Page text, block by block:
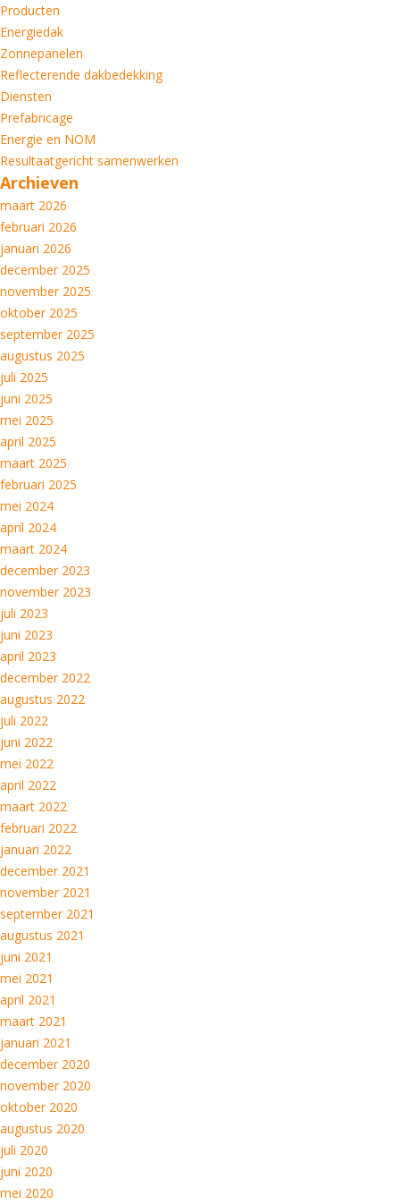
Producten
Energiedak
Zonnepanelen
Reflecterende dakbedekking
Diensten
Prefabricage
Energie en NOM
Resultaatgericht samenwerken
Archieven
maart 2026
februari 2026
januari 2026
december 2025
november 2025
oktober 2025
september 2025
augustus 2025
juli 2025
juni 2025
mei 2025
april 2025
maart 2025
februari 2025
mei 2024
april 2024
maart 2024
december 2023
november 2023
juli 2023
juni 2023
april 2023
december 2022
augustus 2022
juli 2022
juni 2022
mei 2022
april 2022
maart 2022
februari 2022
januari 2022
december 2021
november 2021
september 2021
augustus 2021
juni 2021
mei 2021
april 2021
maart 2021
januari 2021
december 2020
november 2020
oktober 2020
augustus 2020
juli 2020
juni 2020
mei 2020